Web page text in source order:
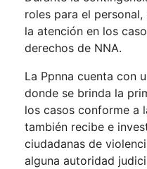
roles para el
la atención en los
derechos de NNA.
La Ppnna cuenta con
donde se brinda la
los casos conforme a
también recibe e
ciudadanas de
alguna autoridad